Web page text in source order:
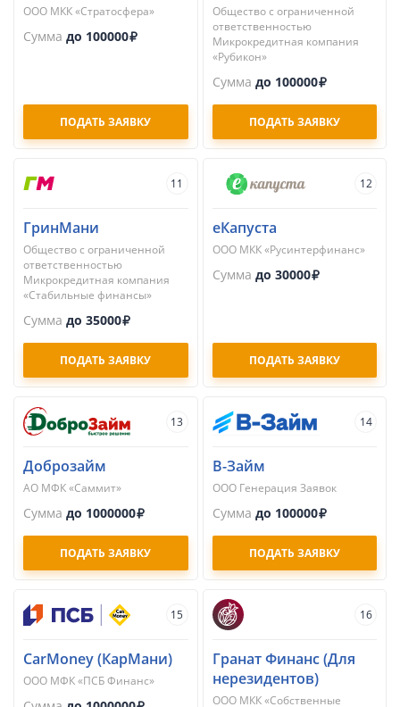
ООО МКК «Стратосфера»
Сумма до 100000
ПОДАТЬ ЗАЯВКУ
Общество с ограниченной
ответственностью
Микрокредитная компания
«Рубикон»
Сумма до 100000
ПОДАТЬ ЗАЯВКУ
11
ГринМани
Общество с ограниченной
ответственностью
Микрокредитная компания
«Стабильные финансы»
Сумма до 35000
ПОДАТЬ ЗАЯВКУ
12
еКапуста
ООО МКК «Русинтерфинанс»
Сумма до 30000
ПОДАТЬ ЗАЯВКУ
13
Доброзайм
АО МФК «Саммит»
Сумма до 1000000
ПОДАТЬ ЗАЯВКУ
14
В-Займ
ООО Генерация Заявок
Сумма до 100000
ПОДАТЬ ЗАЯВКУ
15
CarMoney (КарМани)
ООО МФК «ПСБ Финанс»
16
Гранат Финанс (Для
нерезидентов)
ООО МКК «Собственные